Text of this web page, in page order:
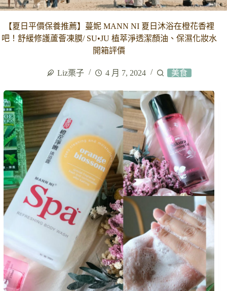
【夏日平價保養推薦】蔓妮 MANN NI 夏日沐浴在橙花香裡
吧！舒緩修護蘆薈凍膜/ SU•JU 植萃淨透潔顏油、保濕化妝水
開箱評價
Liz栗子 4 月 7, 2024 美食